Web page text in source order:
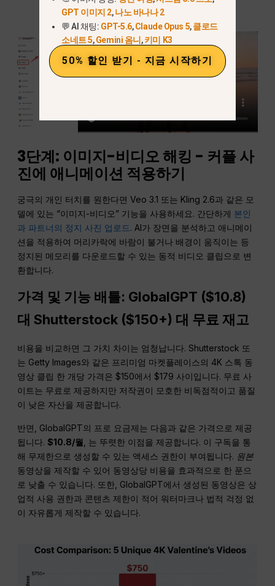
3단계: 이미지-비디오 해킹 - 커플 사
진에 애니메이션 적용하기
궁극의 개인 터치를 원한다면 Veo 3.1 또는 Kling 2.6과 같은 모
델에 있는 “이미지-비디오” 기능을 사용하세요. 간단하게 본인
과 파트너의 정지 사진 업로드. AI가 장면을 분석하고 애니메이
션을 적용하여 머리카락에 바람이 불거나 배경이 움직이는 등
정지된 메모리를 다운로드할 수 있는 동적 비디오 클립으로 변
환합니다.
가격 및 기능 배틀: GlobalGPT ($10.8)
대 Shutterstock ($150+) 대 무료 재고
비용을 비교하면 그 가치 차이는 엄청납니다. Shutterstock 또
는 Getty Images와 같은 프리미엄 마켓플레이스의 4K 스톡 동
영상 클립 한 개당 가격은 $150에서 $179 사이입니다. 무료 사
이트는 무료로 제공하지만 저작권이 모호한 비독점적이고 품질
이 낮은 자산을 제공합니다.
반면, GlobalGPT의 프로 요금제는 다음과 같은 가격으로 제공
됩니다.$10.8/월 , 는 뚜렷한 이점을 제공합니다. 이 구독을 통
해 무제한으로 생성할 수 있는 액세스 권한이 부여됩니다. 원본
동영상을 제작할 수 있어 동영상당 비용을 효과적으로 한 푼으
로 낮출 수 있습니다. 또한, GlobalGPT에서 생성된 동영상은 상
업적 사용 권한과 콘텐츠 제한이 적어 워터마크나 법적 걱정 없
이 자유롭게 제작할 수 있습니다.
GPT 이미지 2,나노 바나나 2
💬 AI 채팅: GPT-5.6,Claude Opus 5,클로드
소네트 5,Gemini 옴니,키미 K3
50% 할인 받기 - 지금 시작하기